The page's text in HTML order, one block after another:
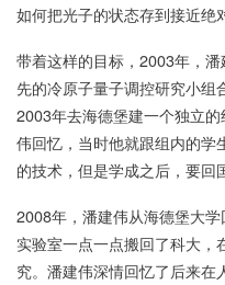
如何把光子的状态存到接近绝
带着这样的目标，2003年，
先的冷原子量子调控研究小组
2003年去海德堡建一个独立
伟回忆，当时他就跟组内的学
的技术，但是学成之后，要回
2008年，潘建伟从海德堡大
实验室一点一点搬回了科大
究。潘建伟深情回忆了后来